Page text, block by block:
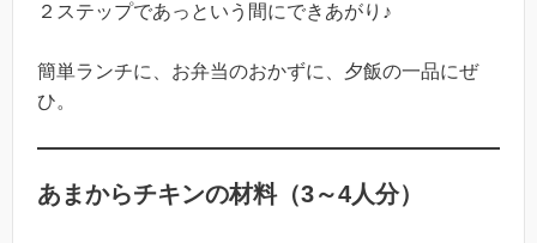
２ステップであっという間にできあがり♪
簡単ランチに、お弁当のおかずに、夕飯の一品にぜ
ひ。
あまからチキンの材料（3～4人分）